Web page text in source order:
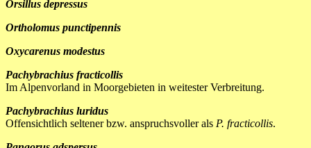
Orsillus depressus
Ortholomus punctipennis
Oxycarenus modestus
Pachybrachius fracticollis
Im Alpenvorland in Moorgebieten in weitester Verbreitung.
Pachybrachius luridus
Offensichtlich seltener bzw. anspruchsvoller als P. fracticollis.